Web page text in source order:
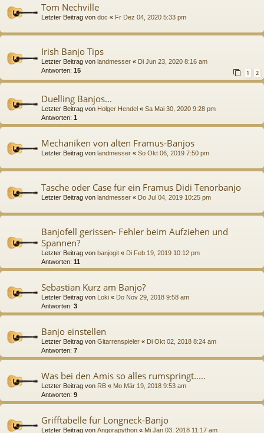
Tom Nechville
Letzter Beitrag von doc « Fr Dez 04, 2020 5:33 pm
Irish Banjo Tips
Letzter Beitrag von landmesser « Di Jun 23, 2020 8:16 am
Antworten: 15 1 2
Duelling Banjos...
Letzter Beitrag von Holger Hendel « Sa Mai 30, 2020 9:28 pm
Antworten: 1
Mechaniken von alten Framus-Banjos
Letzter Beitrag von landmesser « So Okt 06, 2019 7:50 pm
Tasche oder Case für ein Framus Didi Tenorbanjo
Letzter Beitrag von landmesser « Do Jul 04, 2019 10:25 pm
Banjofell gerissen- Fehler beim Aufziehen und
Spannen?
Letzter Beitrag von banjogit « Di Feb 19, 2019 10:12 pm
Antworten: 11
Sebastian Kurz am Banjo?
Letzter Beitrag von Loki « Do Nov 29, 2018 9:58 am
Antworten: 3
Banjo einstellen
Letzter Beitrag von Gitarrenspieler « Di Okt 02, 2018 8:24 am
Antworten: 7
Was bei den Amis so alles rumspringt.....
Letzter Beitrag von RB « Mo Mär 19, 2018 9:53 am
Antworten: 9
Grifftabelle für Longneck-Banjo
Letzter Beitrag von Angorapython « Mi Jan 03, 2018 11:17 am